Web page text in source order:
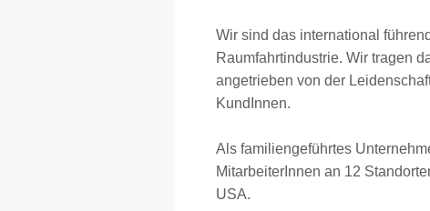
Wir sind das international
Raumfahrtindustrie. Wir tragen
angetrieben von der
KundInnen.
Als familiengeführtes
MitarbeiterInnen an 12
USA.